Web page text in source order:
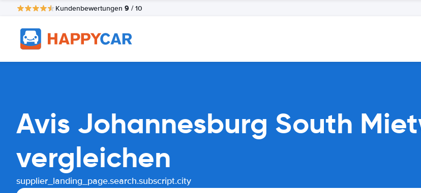
Kundenbewertungen 9 / 10
Avis Johannesburg South
vergleichen
supplier_landing_page.search.subscript.city